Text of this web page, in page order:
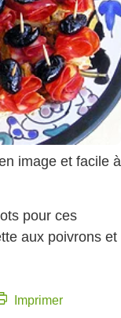
image et facile à
pour ces
aux poivrons et
Imprimer